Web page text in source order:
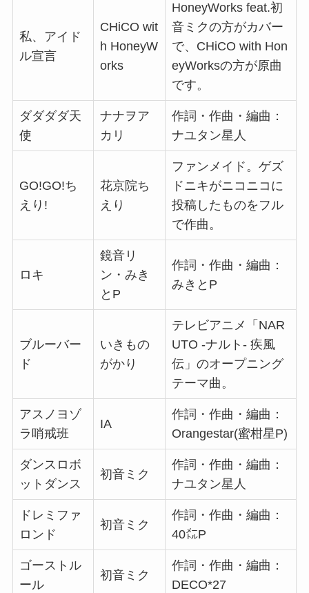
私、アイド
ル宣言
CHiCO wit
h HoneyW
orks
HoneyWorks feat.初
音ミクの方がカバー
で、CHiCO with Hon
eyWorksの方が原曲
です。
ダダダダ天
使
ナナヲア
カリ
作詞・作曲・編曲：
ナユタン星人
GO!GO!ち
えり!
花京院ち
えり
ファンメイド。ゲズ
ドニキがニコニコに
投稿したものをフル
で作曲。
ロキ
鏡音リ
ン・みき
とP
作詞・作曲・編曲：
みきとP
ブルーバー
ド
いきもの
がかり
テレビアニメ「NAR
UTO -ナルト- 疾風
伝」のオープニング
テーマ曲。
アスノヨゾ
ラ哨戒班
IA
作詞・作曲・編曲：
Orangestar(蜜柑星P)
ダンスロボ
ットダンス
初音ミク
作詞・作曲・編曲：
ナユタン星人
ドレミファ
ロンド
初音ミク
作詞・作曲・編曲：
40㍍P
ゴーストル
ール
初音ミク
作詞・作曲・編曲：
DECO*27